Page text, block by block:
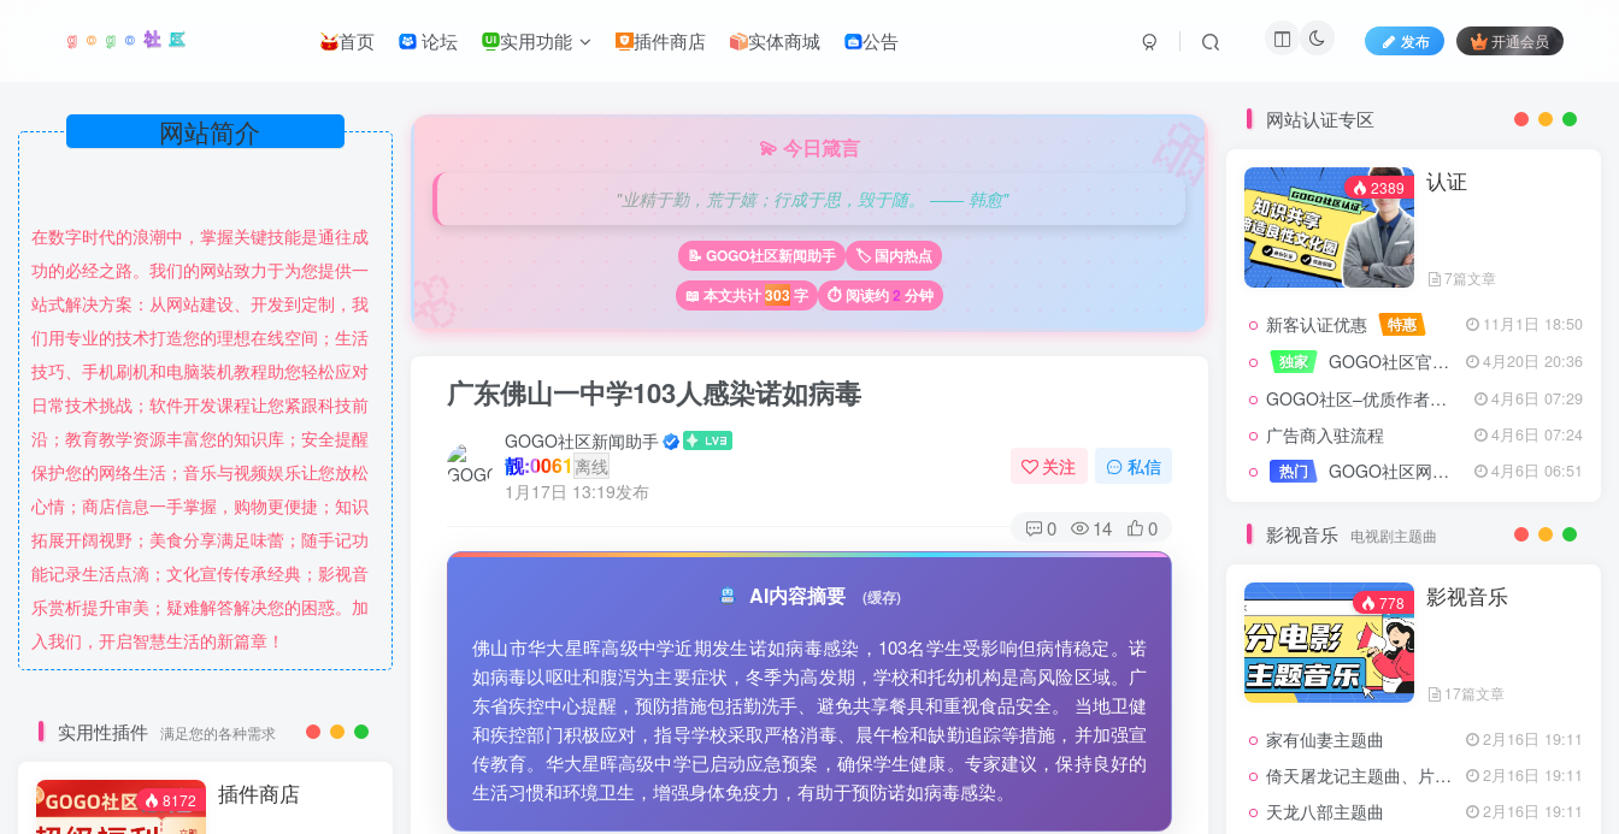
首页 论坛 实用功能 插件商店 实体商城 公告 发布 开通会员
在数字时代的浪潮中，掌握关键技能是通往成
功的必经之路。我们的网站致力于为您提供一
站式解决方案：从网站建设、开发到定制，我
们用专业的技术打造您的理想在线空间；生活
技巧、手机刷机和电脑装机教程助您轻松应对
日常技术挑战；软件开发课程让您紧跟科技前
沿；教育教学资源丰富您的知识库；安全提醒
保护您的网络生活；音乐与视频娱乐让您放松
心情；商店信息一手掌握，购物更便捷；知识
拓展开阔视野；美食分享满足味蕾；随手记功
能记录生活点滴；文化宣传传承经典；影视音
乐赏析提升审美；疑难解答解决您的困惑。加
入我们，开启智慧生活的新篇章！
实用性插件 满足您的各种需求
8172 插件商店
🎀
🌸
💫 今日箴言
"业精于勤，荒于嬉；行成于思，毁于随。 —— 韩愈"
📝 GOGO社区新闻助手
🏷️ 国内热点
📖 本文共计303字 ⏱️ 阅读约2 分钟
广东佛山一中学103人感染诺如病毒
GOGO社区新闻助手
靓:0061 离线
1月17日 13:19发布
关注 私信
0 14 0
AI内容摘要 (缓存)
佛山市华大星晖高级中学近期发生诺如病毒感染，103名学生受影响但病情稳定。诺
如病毒以呕吐和腹泻为主要症状，冬季为高发期，学校和托幼机构是高风险区域。广
东省疾控中心提醒，预防措施包括勤洗手、避免共享餐具和重视食品安全。 当地卫健
和疾控部门积极应对，指导学校采取严格消毒、晨午检和缺勤追踪等措施，并加强宣
传教育。华大星晖高级中学已启动应急预案，确保学生健康。专家建议，保持良好的
生活习惯和环境卫生，增强身体免疫力，有助于预防诺如病毒感染。
网站认证专区
2389 认证
7篇文章
新客认证优惠 特惠
11月1日 18:50
独家
GOGO社区官方成员认证 4月20日 20:36
GOGO社区–优质作者认证 4月6日 07:29
广告商入驻流程
4月6日 07:24
热门
GOGO社区网站搭建(自助服务) 4月6日 06:51
影视音乐 电视剧主题曲
778 影视音乐
17篇文章
家有仙妻主题曲 2月16日 19:11
倚天屠龙记主题曲、片头曲 2月16日 19:11
天龙八部主题曲 2月16日 19:11
新客认证优惠 特惠
11月1日 18:50
独家
GOGO社区官方成员认证
GOGO社区–优质作者认证
广告商入驻流程
4月6日 07:24
热门
GOGO社区网站搭建(自助服务) 4月6日 06:51
电视剧主题曲